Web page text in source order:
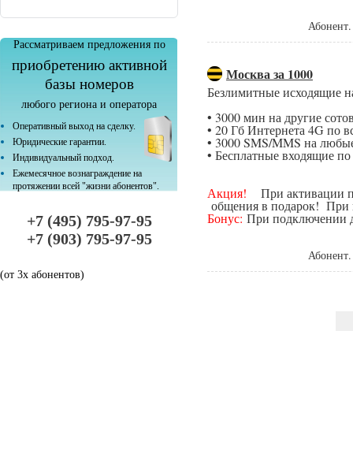
Рассматриваем предложения по
приобретению активной
базы номеров
любого региона и оператора
Оперативный выход на сделку.
Юридические гарантии.
Индивидуальный подход.
Ежемесячное вознаграждение на
протяжении всей "жизни абонентов".
+7 (495) 795-97-95
+7 (903) 795-97-95
(от 3х абонентов)
Москва за 1000
Безлимитные исходящие
• 3000 мин на другие
• 20 Гб Интернета 4G по
• 3000 SMS/MMS на
• Бесплатные входящие
Акция! При активации
общения в подарок! При
Бонус: При подключении